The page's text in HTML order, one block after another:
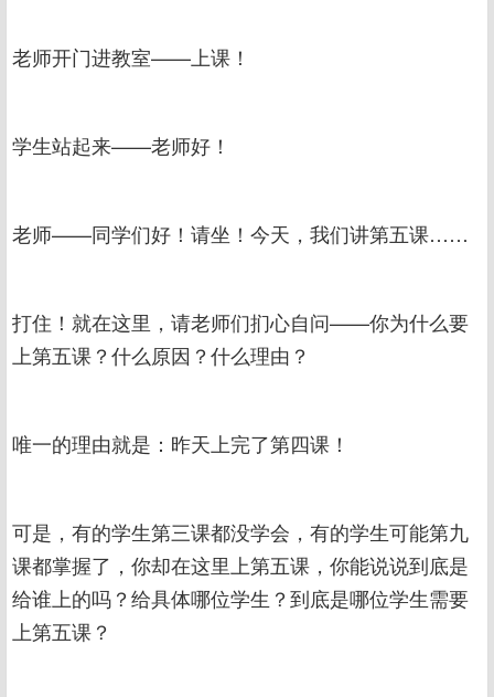
老师开门进教室——上课！
学生站起来——老师好！
老师——同学们好！请坐！今天，我们讲第五课……
打住！就在这里，请老师们扪心自问——你为什么要
上第五课？什么原因？什么理由？
唯一的理由就是：昨天上完了第四课！
可是，有的学生第三课都没学会，有的学生可能第九
课都掌握了，你却在这里上第五课，你能说说到底是
给谁上的吗？给具体哪位学生？到底是哪位学生需要
上第五课？